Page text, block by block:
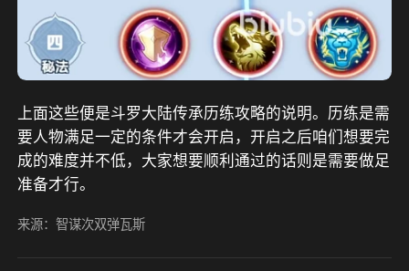
上面这些便是斗罗大陆传承历练攻略的说明。历练是需
要人物满足一定的条件才会开启，开启之后咱们想要完
成的难度并不低，大家想要顺利通过的话则是需要做足
来源：智谋次双弹瓦斯